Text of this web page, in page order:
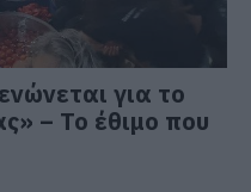
για το
– Το έθιμο που